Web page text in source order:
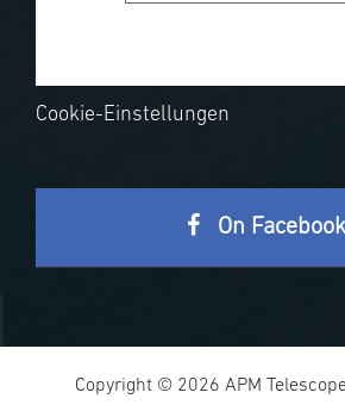
Cookie-Einstellungen
On Facebook
Copyright © 2026 APM